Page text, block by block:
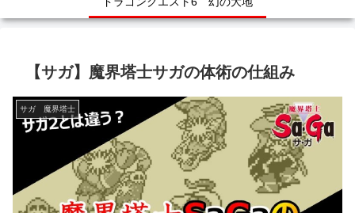
【サガ】魔界塔士サガの体術の仕組み
サガ 魔界塔士